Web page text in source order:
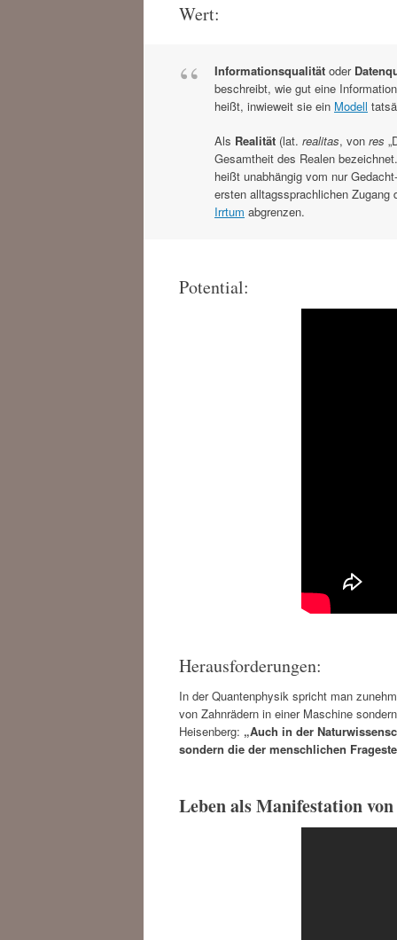
Wert:
Informationsqualität oder
beschreibt, wie gut eine
heißt, inwieweit sie ein Modell
Als Realität (lat. realitas, von res
Gesamtheit des Realen
heißt unabhängig vom nur
ersten alltagssprachlichen Zugang
Irrtum abgrenzen.
Potential:
Herausforderungen:
In der Quantenphysik spricht man
von Zahnrädern in einer Maschine
Heisenberg: „Auch in der
sondern die der menschlichen
Leben als Manifestation